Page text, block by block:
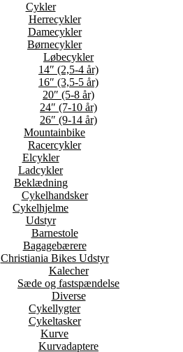
Cykler
Herrecykler
Damecykler
Børnecykler
Løbecykler
14″ (2,5-4 år)
16″ (3,5-5 år)
20″ (5-8 år)
24″ (7-10 år)
26″ (9-14 år)
Mountainbike
Racercykler
Elcykler
Ladcykler
Beklædning
Cykelhandsker
Cykelhjelme
Udstyr
Barnestole
Bagagebærere
Christiania Bikes Udstyr
Kalecher
Sæde og fastspændelse
Diverse
Cykellygter
Cykeltasker
Kurve
Kurvadaptere